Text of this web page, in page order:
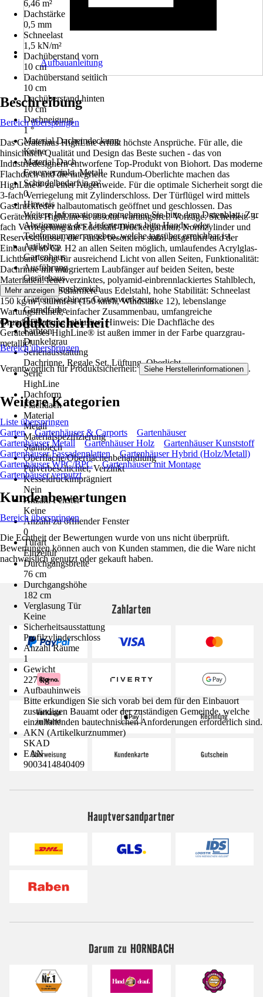
6,46 m²
Dachstärke
0,5 mm
Schneelast
1,5 kN/m²
Dachüberstand vorn
10 cm
Dachüberstand seitlich
10 cm
Dachüberstand hinten
10 cm
Dachneigung
1 °
Material Dacheindeckung
Keine
Material Dach
Feuerverzinkt, Metall
Schindelbedarf in m²
0
Hinweis
Weitere Informationen entnehmen Sie bitte dem Datenblatt. Zur
Abstimmung des Liefertermines bitte Handy- oder
Telefonnummer angeben, welche tagsüber erreichbar ist.
Artikeltyp
Gartenhaus
Ausführung
Gerätehaus
Anwendungsbereich
Gartenmaschinen, Gartenwerkzeug
Grundfarbe
Grau
Farbton
Dunkelgrau
Serienausstattung
Dachrinne, Regale Set, Lüftung, Oberlicht
Serie
HighLine
Dachform
Flachdach
Material
Metall
Materialspezifizierung
Stahlblech
Oberfläche/Oberflächenbehandlung
Pulverbeschichtet, Verzinkt
Kesseldruckimprägniert
Nein
Anzahl Fenster
Keine
Anzahl zu öffnender Fenster
0
Türart
Einzeltür
Durchgangsbreite
76 cm
Durchgangshöhe
182 cm
Verglasung Tür
Keine
Sicherheitsausstattung
Profilzylinderschloss
Anzahl Räume
1
Gewicht
227 kg
Aufbauhinweis
Bitte erkundigen Sie sich vorab bei dem für den Einbauort
zuständigen Bauamt oder der zuständigen Gemeinde, welche
einzuhaltenden bautechnischen Anforderungen erforderlich sind.
AKN (Artikelkurznummer)
SKAD
EAN
9003414840409
Aufbauanleitung
Beschreibung
Bereich überspringen
Das Gerätehaus HighLine erfüllt höchste Ansprüche. Für alle, die
hinsichtlich Qualität und Design das Beste suchen - das von
Industriedesignern entworfene Top-Produkt von Biohort. Das moderne
Flachdach und die integrierte Rundum-Oberlichte machen das
HighLine® zu einer Augenweide. Für die optimale Sicherheit sorgt die
3-fach Verriegelung mit Zylinderschloss. Der Türflügel wird mittels
Gasdruckfeder halbautomatisch geöffnet und geschlossen. Das
Gerätehaus HighLine ist absolut wartungsfrei! Vorzüge: Sicherheit: 3-
fach Verriegelung mit Edelstahl-Drückergarnitur, Normzylinder und
Reserveschlüssel, die Tür ist besonders stabil ausgeführt und der
Einbau ist ab Gr. H2 an allen Seiten möglich, umlaufendes Acrylglas-
Lichtband sorgt für ausreichend Licht von allen Seiten, Funktionalität:
Dachrinne mit integriertem Laubfänger auf beiden Seiten, beste
Materialien: feuerverzinktes, polyamid-einbrennlackiertes Stahlblech,
Schrauben und Scharniere aus Edelstahl, hohe Stabilität: Schneelast
150 kg/m², sturmfest (150 km/h, Windstärke 12), lebenslange
Wartungsfreiheit, einfacher Zusammenbau, umfangreiche
Grundausstattung inklusive. Hinweis: Die Dachfläche des
Gerätehauses HighLine® ist außen immer in der Farbe quarzgrau-
metallic!
Mehr anzeigen
Produktsicherheit
Bereich überspringen
Verantwortlich für Produktsicherheit: Siehe Herstellerinformationen .
Weitere Kategorien
Liste überspringen
Garten
Gartenhäuser & Carports
Gartenhäuser
Gartenhäuser Metall
Gartenhäuser Holz
Gartenhäuser Kunststoff
Gartenhäuser Fassadenplatten
Gartenhäuser Hybrid (Holz/Metall)
Gartenhäuser WPC/BPC
Gartenhäuser mit Montage
Gartenhäuser verputzt
Kundenbewertungen
Bereich überspringen
Die Echtheit der Bewertungen wurde von uns nicht überprüft.
Bewertungen können auch von Kunden stammen, die die Ware nicht
nachweislich genutzt oder gekauft haben.
Zahlarten
Hauptversandpartner
Darum zu HORNBACH